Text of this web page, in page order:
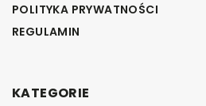
POLITYKA PRYWATNOŚCI
REGULAMIN
KATEGORIE